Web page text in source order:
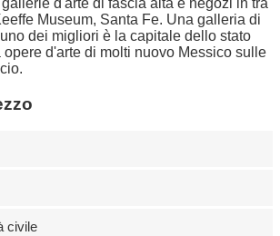
d'arte di fascia alta e negozi in tra
Museum, Santa Fe. Una galleria di
dei migliori è la capitale dello stato
d'arte di molti nuovo Messico sulle
civile